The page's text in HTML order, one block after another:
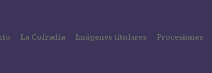
La Cofradía Imágenes titulares Procesiones